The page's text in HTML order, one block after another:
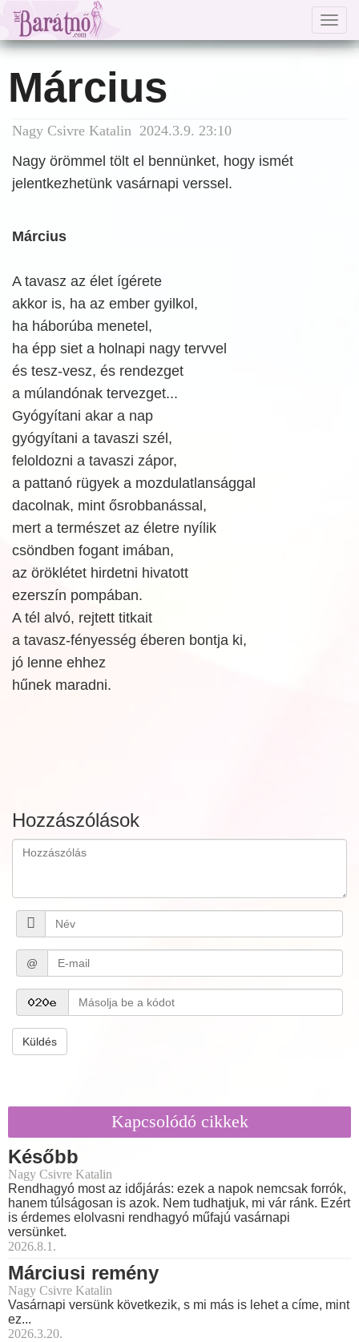
Március
Nagy Csivre Katalin 2024.3.9. 23:10
Nagy örömmel tölt el bennünket, hogy ismét
jelentkezhetünk vasárnapi verssel.
Március
A tavasz az élet ígérete
akkor is, ha az ember gyilkol,
ha háborúba menetel,
ha épp siet a holnapi nagy tervvel
és tesz-vesz, és rendezget
a múlandónak tervezget...
Gyógyítani akar a nap
gyógyítani a tavaszi szél,
feloldozni a tavaszi zápor,
a pattanó rügyek a mozdulatlansággal
dacolnak, mint ősrobbanással,
mert a természet az életre nyílik
csöndben fogant imában,
az öröklétet hirdetni hivatott
ezerszín pompában.
A tél alvó, rejtett titkait
a tavasz-fényesség éberen bontja ki,
jó lenne ehhez
hűnek maradni.
Hozzászólások
@
Küldés
Kapcsolódó cikkek
Később
Nagy Csivre Katalin
Rendhagyó most az időjárás: ezek a napok nemcsak forrók,
hanem túlságosan is azok. Nem tudhatjuk, mi vár ránk. Ezért
is érdemes elolvasni rendhagyó műfajú vasárnapi
versünket.
2026.8.1.
Márciusi remény
Nagy Csivre Katalin
Vasárnapi versünk következik, s mi más is lehet a címe, mint
ez...
2026.3.20.